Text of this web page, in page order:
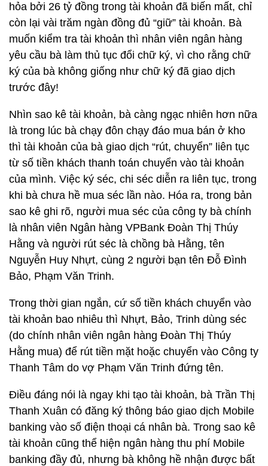
hỏa bởi 26 tỷ đồng trong tài khoản đã biến mất, chỉ
còn lại vài trăm ngàn đồng đủ “giữ” tài khoản. Bà
muốn kiểm tra tài khoản thì nhân viên ngân hàng
yêu cầu bà làm thủ tục đổi chữ ký, vì cho rằng chữ
ký của bà không giống như chữ ký đã giao dịch
trước đây!
Nhìn sao kê tài khoản, bà càng ngạc nhiên hơn nữa
là trong lúc bà chạy đôn chạy đáo mua bán ở kho
thì tài khoản của bà giao dịch “rút, chuyển” liên tục
từ số tiền khách thanh toán chuyển vào tài khoản
của mình. Việc ký séc, chi séc diễn ra liên tục, trong
khi bà chưa hề mua séc lần nào. Hóa ra, trong bản
sao kê ghi rõ, người mua séc của công ty bà chính
là nhân viên Ngân hàng VPBank Đoàn Thị Thúy
Hằng và người rút séc là chồng bà Hằng, tên
Nguyễn Huy Nhựt, cùng 2 người bạn tên Đỗ Đình
Bảo, Phạm Văn Trinh.
Trong thời gian ngắn, cứ số tiền khách chuyển vào
tài khoản bao nhiêu thì Nhựt, Bảo, Trinh dùng séc
(do chính nhân viên ngân hàng Đoàn Thị Thúy
Hằng mua) để rút tiền mặt hoặc chuyển vào Công ty
Thanh Tâm do vợ Phạm Văn Trinh đứng tên.
Điều đáng nói là ngay khi tạo tài khoản, bà Trần Thị
Thanh Xuân có đăng ký thông báo giao dịch Mobile
banking vào số điện thoại cá nhân bà. Trong sao kê
tài khoản cũng thể hiện ngân hàng thu phí Mobile
banking đầy đủ, nhưng bà không hề nhận được bất